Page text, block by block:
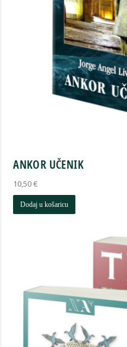
ANKOR UČENIK
10,50€
Dodaj u košaricu